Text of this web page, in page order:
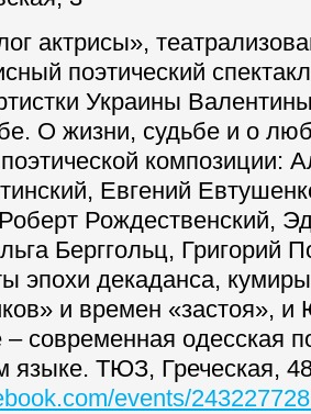
актрисы»,
поэтический
Украины
О жизни, судьбе и о
композиции:
Евгений
Рождественский,
Берггольц, Григорий
эпохи декаданса,
и времен «застоя», и
современная одесская
языке. ТЮЗ, Греческая,
events/